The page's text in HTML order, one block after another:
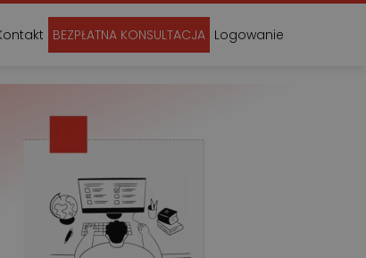
BEZPŁATNA KONSULTACJA Logowanie